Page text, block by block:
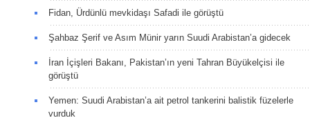
Fidan, Ürdünlü mevkidaşı Safadi ile görüştü
Şahbaz Şerif ve Asım Münir yarın Suudi Arabistan’a gidecek
İran İçişleri Bakanı, Pakistan’ın yeni Tahran Büyükelçisi ile
görüştü
Yemen: Suudi Arabistan’a ait petrol tankerini balistik füzelerle
vurduk